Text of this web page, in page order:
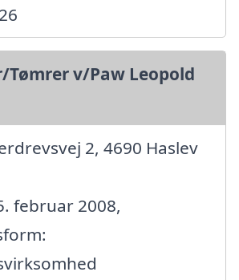
Tømrer v/Paw Leopold
2, 4690 Haslev
februar 2008,